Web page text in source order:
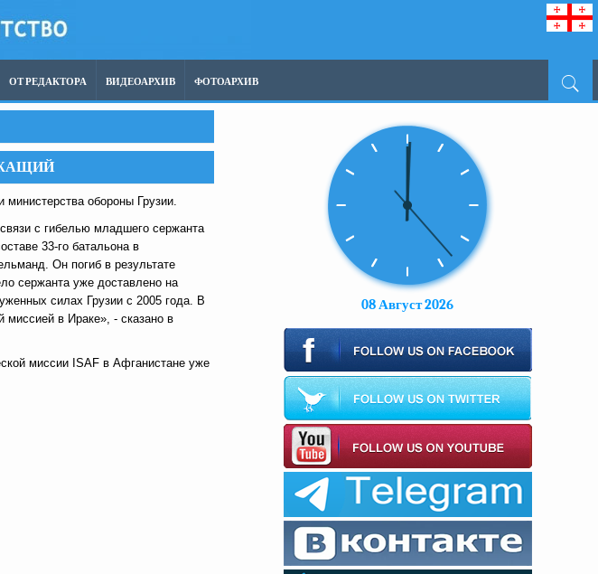
ОТ РЕДАКТОРА ВИДЕОАРХИВ ФОТОАРХИВ
обороны Грузии.
с гибелью младшего сержанта
33-го батальона в
Он погиб в результате
сержанта уже доставлено на
силах Грузии с 2005 года. В
миссией в Ираке», - сказано в
миссии ISAF в Афганистане уже
08 Август 2026